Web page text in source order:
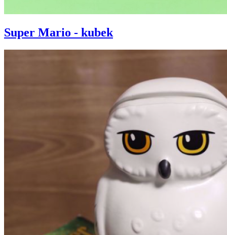
Super Mario - kubek